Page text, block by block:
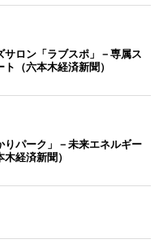
ロン「ラブスポ」－専属ス
（六本木経済新聞）
りパーク」－未来エネルギー
経済新聞）